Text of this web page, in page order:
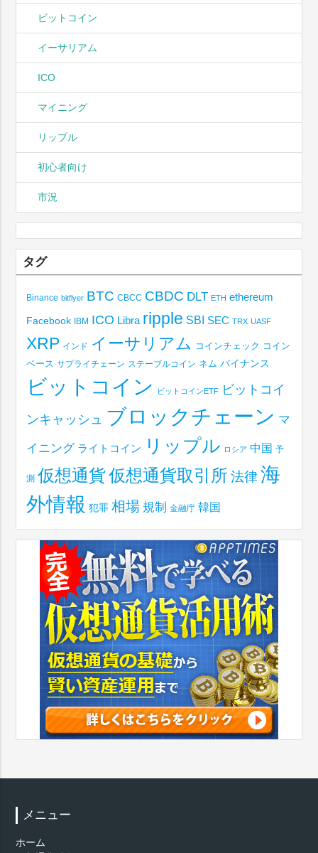
ビットコイン
イーサリアム
ICO
マイニング
リップル
初心者向け
市況
タグ
Binance bitflyer BTC CBCC CBDC DLT ETH ethereum
Facebook IBM ICO Libra ripple SBI SEC TRX UASF
XRP インド イーサリアム コインチェック コイン
ベース サプライチェーン ステーブルコイン ネム バイナンス
ビットコイン ビットコインETF ビットコイ
ンキャッシュ ブロックチェーン マ
イニング ライトコイン リップル ロシア 中国 予
測 仮想通貨仮想通貨取引所 法律 海
外情報 犯罪 相場 規制 金融庁 韓国
メニュー
ホーム